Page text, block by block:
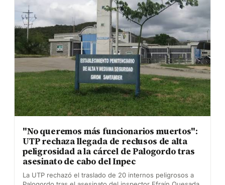
"No queremos más funcionarios muertos":
UTP rechaza llegada de reclusos de alta
peligrosidad a la cárcel de Palogordo tras
asesinato de cabo del Inpec
La UTP rechazó el traslado de 20 internos peligrosos a